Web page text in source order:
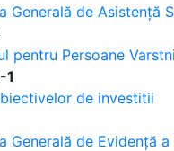
Generală de Asistență
pentru Persoane
1
de investitii
Generală de Evidență a